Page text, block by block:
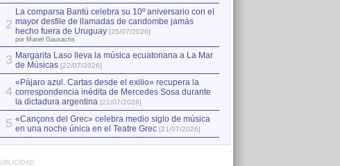
2
La comparsa Bantú celebra su 10º aniversario con el
mayor desfile de llamadas de candombe jamás
hecho fuera de Uruguay [25/07/2026]
por Manel Gausachs
3 Margarita Laso lleva la música ecuatoriana a La Mar
de Músicas [22/07/2026]
4
«Pájaro azul. Cartas desde el exilio» recupera la
correspondencia inédita de Mercedes Sosa durante
la dictadura argentina [21/07/2026]
5 «Cançons del Grec» celebra medio siglo de música
en una noche única en el Teatre Grec [21/07/2026]